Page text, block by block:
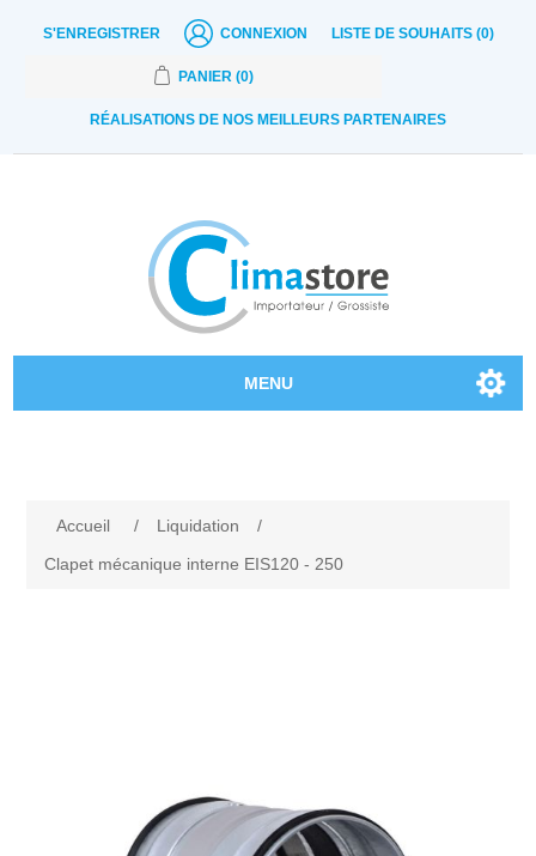
S'ENREGISTRER CONNEXION LISTE DE SOUHAITS (0)
PANIER (0)
RÉALISATIONS DE NOS MEILLEURS PARTENAIRES
MENU
Accueil / Liquidation
/
Clapet mécanique interne EIS120 - 250